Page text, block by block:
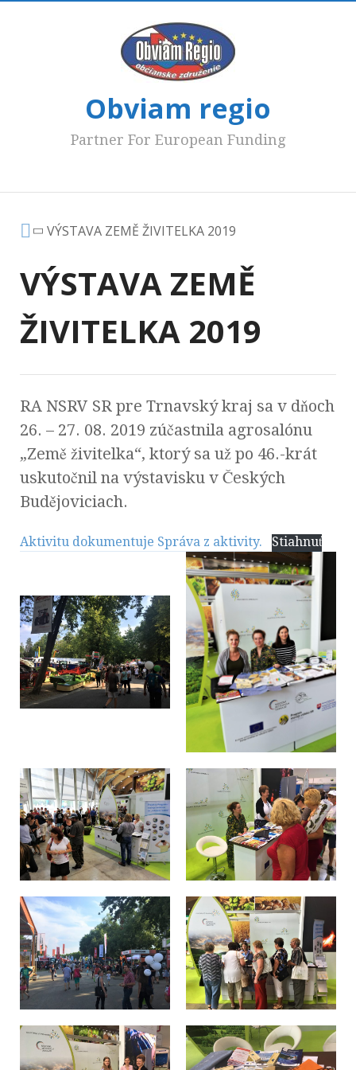
Obviam regio
Partner For European Funding
VÝSTAVA ZEMĚ ŽIVITELKA 2019
VÝSTAVA ZEMĚ
ŽIVITELKA 2019
RA NSRV SR pre Trnavský kraj sa v dňoch
26. – 27. 08. 2019 zúčastnila agrosalónu
„Země živitelka“, ktorý sa už po 46.-krát
uskutočnil na výstavisku v Českých
Budějoviciach.
Aktivitu dokumentuje Správa z aktivity. Stiahnuť